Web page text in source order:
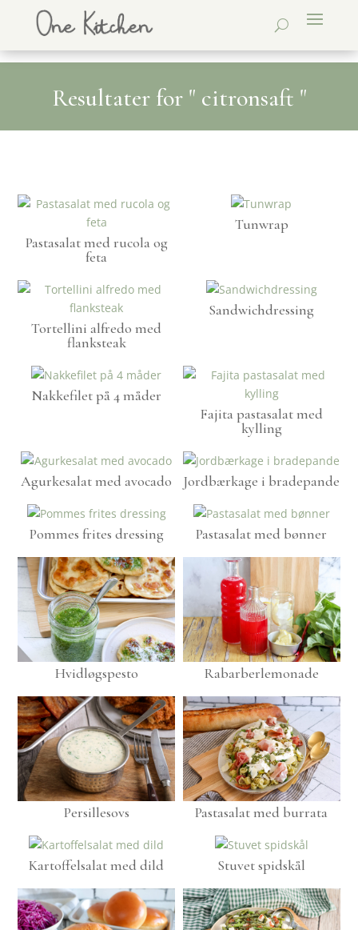
Resultater for " citronsaft "
Pastasalat med rucola og
feta
Tunwrap
Tortellini alfredo med
flanksteak
Sandwichdressing
Nakkefilet på 4 måder
Fajita pastasalat med
kylling
Agurkesalat med avocado Jordbærkage i bradepande
Pommes frites dressing Pastasalat med bønner
Hvidløgspesto Rabarberlemonade
Persillesovs Pastasalat med burrata
Kartoffelsalat med dild Stuvet spidskål